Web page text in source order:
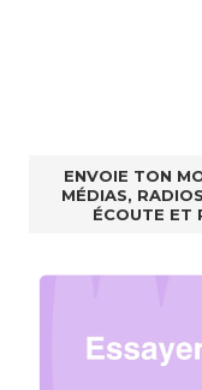
ENVOIE TON
MÉDIAS,
ÉCOUTE ET